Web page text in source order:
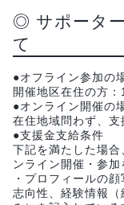
◎ サポータ
て
●オフライン参加の
開催地区在住の方
●オンライン開催の
在住地域問わず、
●支援金支給条件
下記を満たした場
ンライン開催・参加
・プロフィールの
志向性、経験情報